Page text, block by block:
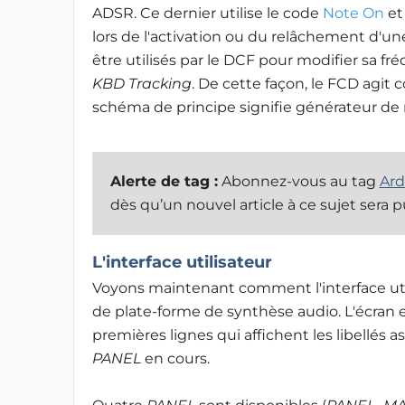
ADSR. Ce dernier utilise le code Note On
lors de l'activation ou du relâchement
être utilisés par le DCF pour modifier sa
KBD Tracking. De cette façon, le FCD agit
schéma de principe signifie générateur de
Alerte de tag :Abonnez-vous au tag
dès qu’un nouvel article à ce sujet sera
L'interface utilisateur
Voyons maintenant comment l'interface
de plate-forme de synthèse audio. L'écran
premières lignes qui affichent les libellés
PANELen cours.